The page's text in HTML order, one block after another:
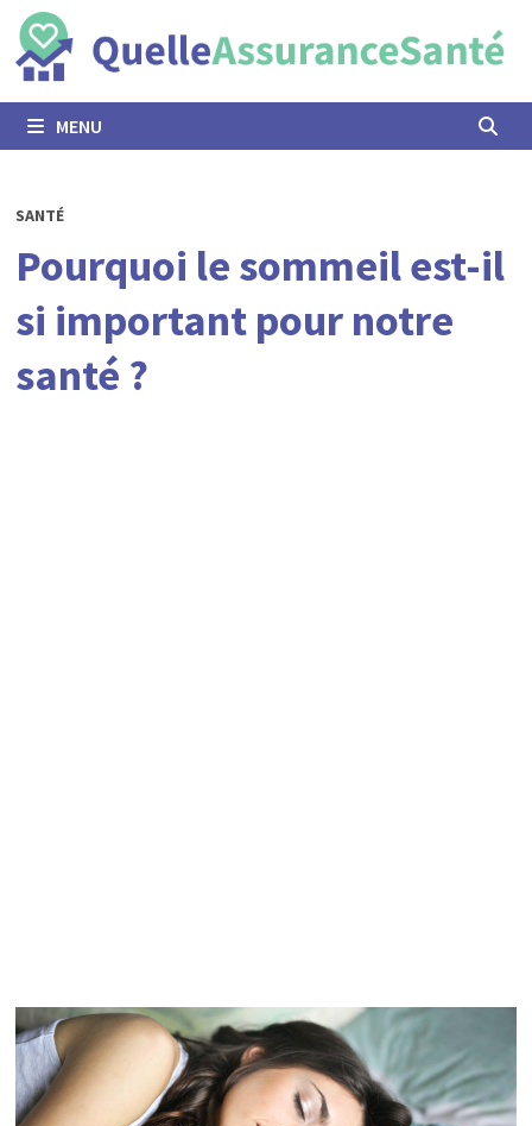
Passer
au
contenu
MENU
SANTÉ
Pourquoi le sommeil est-il
si important pour notre
santé ?